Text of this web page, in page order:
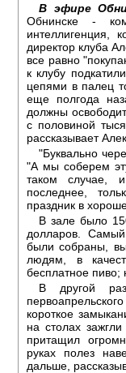
В эфире
Обнинске -
интеллигенция,
директор клуба
все равно
к клубу
цепями в палец
еще полгода
должны
с половиной
рассказывает
"Буквально
"А мы соберем
таком случае,
последнее,
праздник в
В зале было
долларов.
были собраны,
людям, в
бесплатное пиво;
В другой
короткое
на столах
притащил
руках полез
дальше,